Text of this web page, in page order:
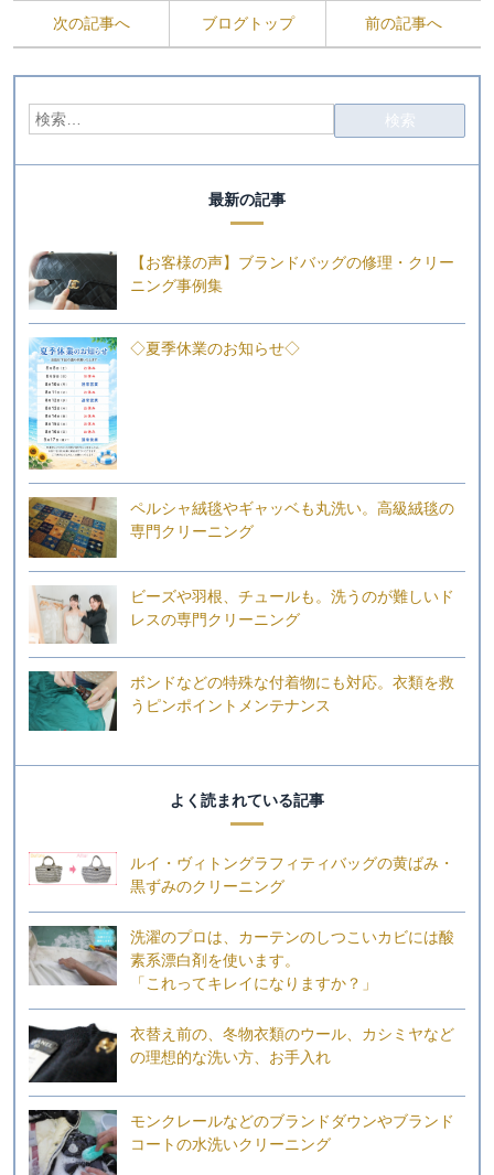
次の記事へ ブログトップ 前の記事へ
最新の記事
【お客様の声】ブランドバッグの修理・クリー
ニング事例集
◇夏季休業のお知らせ◇
ペルシャ絨毯やギャッベも丸洗い。高級絨毯の
専門クリーニング
ビーズや羽根、チュールも。洗うのが難しいド
レスの専門クリーニング
ボンドなどの特殊な付着物にも対応。衣類を救
うピンポイントメンテナンス
よく読まれている記事
ルイ・ヴィトングラフィティバッグの黄ばみ・
黒ずみのクリーニング
洗濯のプロは、カーテンのしつこいカビには酸
素系漂白剤を使います。
「これってキレイになりますか？」
衣替え前の、冬物衣類のウール、カシミヤなど
の理想的な洗い方、お手入れ
モンクレールなどのブランドダウンやブランド
コートの水洗いクリーニング